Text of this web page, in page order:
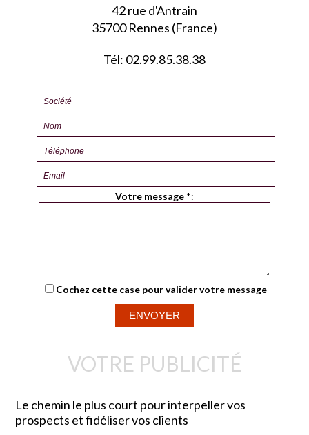
42 rue d'Antrain
35700 Rennes (France)
Tél: 02.99.85.38.38
Votre message *:
Cochez cette case pour valider votre message
VOTRE PUBLICITÉ
Le chemin le plus court pour interpeller vos
prospects et fidéliser vos clients